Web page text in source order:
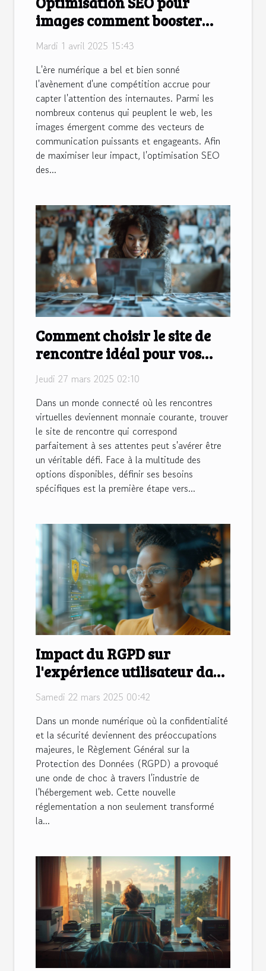
images comment booster
votre visibilité en ligne
Mardi 1 avril 2025 15:43
L'ère numérique a bel et bien sonné
l'avènement d'une compétition accrue pour
capter l'attention des internautes. Parmi les
nombreux contenus qui peuplent le web, les
images émergent comme des vecteurs de
communication puissants et engageants. Afin
de maximiser leur impact, l'optimisation SEO
des...
Comment choisir le site de
rencontre idéal pour vos
besoins spécifiques
Jeudi 27 mars 2025 02:10
Dans un monde connecté où les rencontres
virtuelles deviennent monnaie courante, trouver
le site de rencontre qui correspond
parfaitement à ses attentes peut s'avérer être
un véritable défi. Face à la multitude des
options disponibles, définir ses besoins
spécifiques est la première étape vers...
Impact du RGPD sur
l'expérience utilisateur dans
l'hébergement web sécurisé
Samedi 22 mars 2025 00:42
Dans un monde numérique où la confidentialité
et la sécurité deviennent des préoccupations
majeures, le Règlement Général sur la
Protection des Données (RGPD) a provoqué
une onde de choc à travers l'industrie de
l'hébergement web. Cette nouvelle
réglementation a non seulement transformé
la...